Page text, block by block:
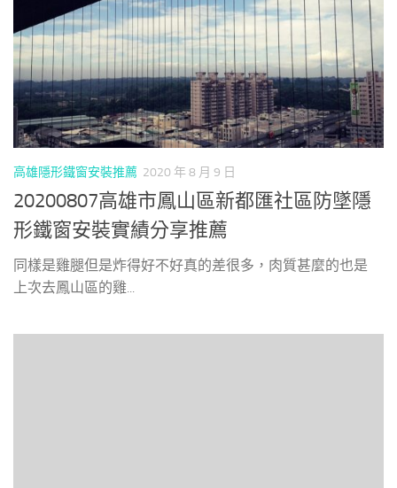
高雄隱形鐵窗安裝推薦 2020 年 8 月 9 日
20200807高雄市鳳山區新都匯社區防墜隱
形鐵窗安裝實績分享推薦
同樣是雞腿但是炸得好不好真的差很多，肉質甚麼的也是
上次去鳳山區的雞...